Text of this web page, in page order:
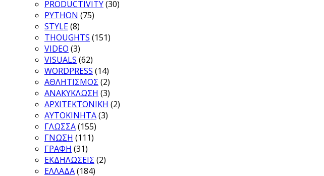
PRODUCTIVITY(30)
PYTHON (75)
STYLE(8)
THOUGHTS (151)
VIDEO (3)
VISUALS (62)
WORDPRESS (14)
ΑΘΛΗΤΙΣΜΟΣ (2)
ΑΝΑΚΥΚΛΩΣΗ (3)
ΑΡΧΙΤΕΚΤΟΝΙΚΗ (2)
ΑΥΤΟΚΙΝΗΤΑ(3)
ΓΛΩΣΣΑ(155)
ΓΝΩΣΗ (111)
ΓΡΑΦΗ (31)
ΕΚΔΗΛΩΣΕΙΣ (2)
ΕΛΛΑΔΑ(184)